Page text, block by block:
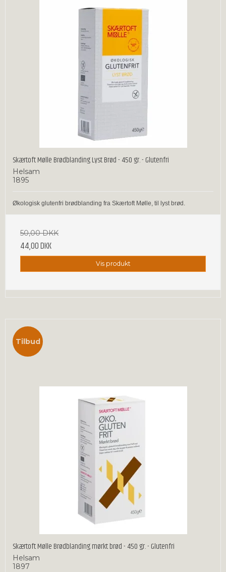
Skærtoft Mølle Brødblanding Lyst Brød - 450 gr. - Glutenfri
Helsam
1895
Økologisk glutenfri brødblanding fra Skærtoft Mølle, til lyst brød.
50,00 DKK
44,00 DKK
Vis produkt
Tilbud
Skærtoft Mølle Brødblanding mørkt brød - 450 gr. - Glutenfri
Helsam
1897